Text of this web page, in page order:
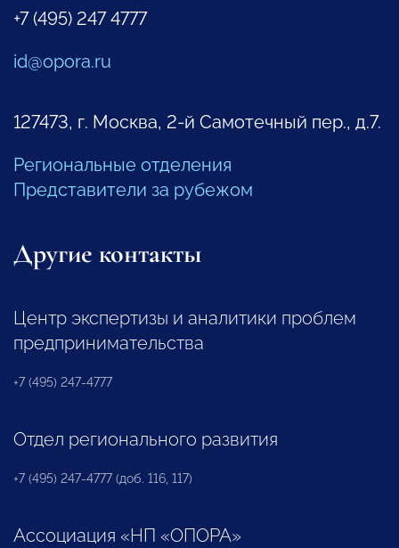
+7 (495) 247 4777
id@opora.ru
127473, г. Москва, 2-й Самотечный пер., д.7.
Региональные отделения
Представители за рубежом
Другие контакты
Центр экспертизы и аналитики проблем
предпринимательства
+7 (495) 247-4777
Отдел регионального развития
+7 (495) 247-4777 (доб. 116, 117)
Ассоциация «НП «ОПОРА»